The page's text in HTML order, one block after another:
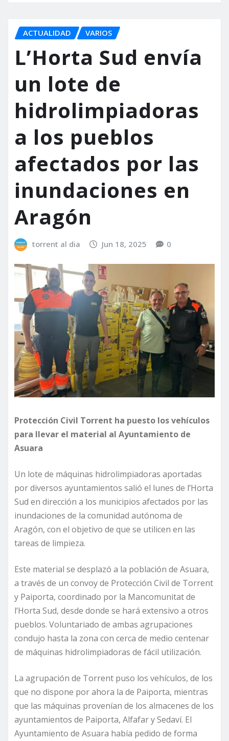
ACTUALIDAD VARIOS
L’Horta Sud envía
un lote de
hidrolimpiadoras
a los pueblos
afectados por las
inundaciones en
Aragón
torrent al dia Jun 18, 2025 0
Protección Civil Torrent ha puesto los vehículos
para llevar el material al Ayuntamiento de
Asuara
Un lote de máquinas hidrolimpiadoras aportadas
por diversos ayuntamientos salió el lunes de l’Horta
Sud en dirección a los municipios afectados por las
inundaciones de la comunidad autónoma de
Aragón, con el objetivo de que se utilicen en las
tareas de limpieza.
Este material se desplazó a la población de Asuara,
a través de un convoy de Protección Civil de Torrent
y Paiporta, coordinado por la Mancomunitat de
l’Horta Sud, desde donde se hará extensivo a otros
pueblos. Voluntariado de ambas agrupaciones
condujo hasta la zona con cerca de medio centenar
de máquinas hidrolimpiadoras de fácil utilización.
La agrupación de Torrent puso los vehículos, de los
que no dispone por ahora la de Paiporta, mientras
que las máquinas provenían de los almacenes de los
ayuntamientos de Paiporta, Alfafar y Sedaví. El
Ayuntamiento de Asuara había pedido de forma